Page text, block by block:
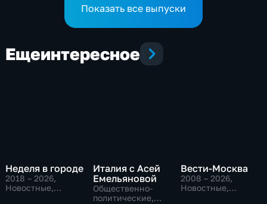
Показать все выпуски
Ещеинтересное
Неделя в городе
2018 – 2026,
Новостные,
Италия с Асей
Емельяновой
Общественно-
политические,
Вести-Москва
2008 – 2026,
Новостные,